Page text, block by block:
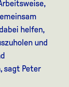
helfen,
und
sagt Peter